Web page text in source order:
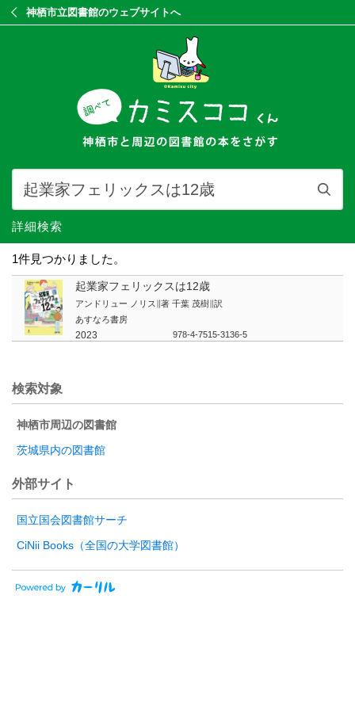
神栖市立図書館のウェブサイトへ
詳細検索
1件見つかりました。
起業家フェリックスは12歳
アンドリュー ノリス∥著 千葉 茂樹∥訳
あすなろ書房
2023 978-4-7515-3136-5
検索対象
神栖市周辺の図書館
茨城県内の図書館
外部サイト
国立国会図書館サーチ
CiNii Books（全国の大学図書館）